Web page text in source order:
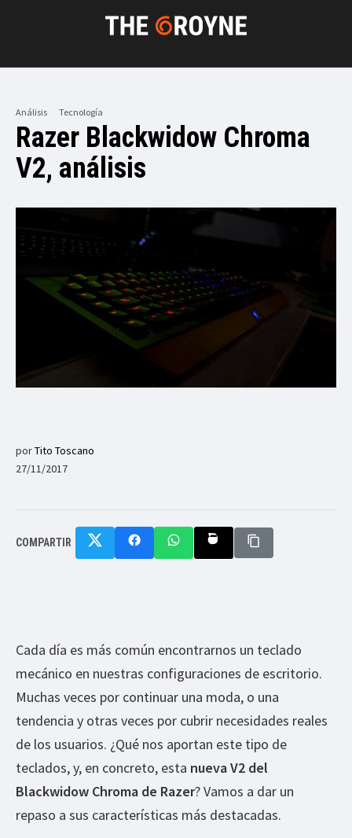
Análisis Tecnología
Razer Blackwidow Chroma
V2, análisis
porTito Toscano
27/11/2017
COMPARTIR
Cada día es más común encontrarnos un teclado
mecánico en nuestras configuraciones de escritorio.
Muchas veces por continuar una moda, o una
tendencia y otras veces por cubrir necesidades reales
de los usuarios. ¿Qué nos aportan este tipo de
teclados, y, en concreto, esta nueva V2 del
Blackwidow Chroma de Razer? Vamos a dar un
repaso a sus características más destacadas.